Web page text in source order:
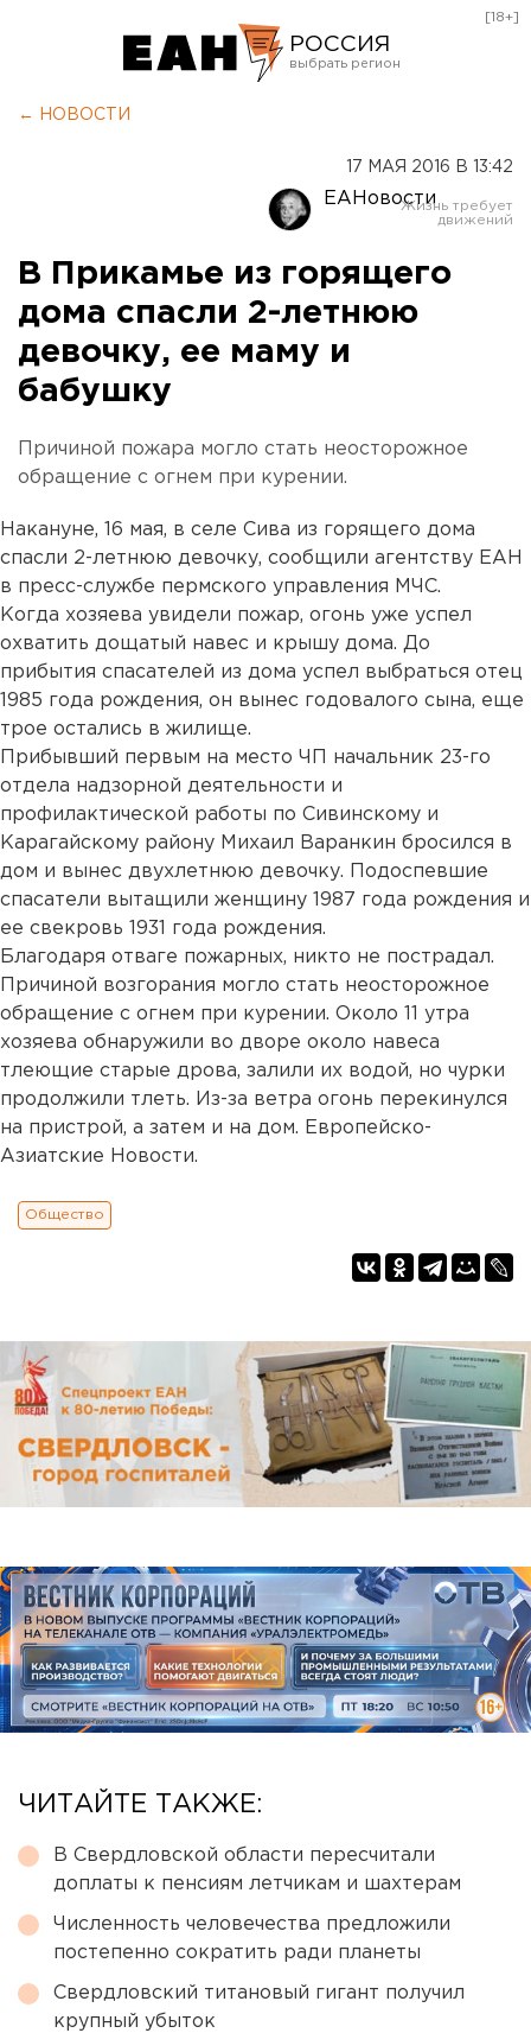
РОССИЯ
Оренбург
[18+]
← НОВОСТИ
17 МАЯ 2016 В 13:42
ЕАНовости
В Прикамье из горящего
дома спасли 2-летнюю
девочку, ее маму и
бабушку
Причиной пожара могло стать неосторожное
обращение с огнем при курении.
Накануне, 16 мая, в селе Сива из горящего дома
спасли 2-летнюю девочку, сообщили агентству ЕАН
в пресс-службе пермского управления МЧС.
Когда хозяева увидели пожар, огонь уже успел
охватить дощатый навес и крышу дома. До
прибытия спасателей из дома успел выбраться отец
1985 года рождения, он вынес годовалого сына, еще
трое остались в жилище.
Прибывший первым на место ЧП начальник 23-го
отдела надзорной деятельности и
профилактической работы по Сивинскому и
Карагайскому району Михаил Варанкин бросился в
дом и вынес двухлетнюю девочку. Подоспевшие
спасатели вытащили женщину 1987 года рождения и
ее свекровь 1931 года рождения.
Благодаря отваге пожарных, никто не пострадал.
Причиной возгорания могло стать неосторожное
обращение с огнем при курении. Около 11 утра
хозяева обнаружили во дворе около навеса
тлеющие старые дрова, залили их водой, но чурки
продолжили тлеть. Из-за ветра огонь перекинулся
на пристрой, а затем и на дом. Европейско-
Азиатские Новости.
Общество
ЧИТАЙТЕ ТАКЖЕ:
В Свердловской области пересчитали
доплаты к пенсиям летчикам и шахтерам
Численность человечества предложили
постепенно сократить ради планеты
Свердловский титановый гигант получил
крупный убыток